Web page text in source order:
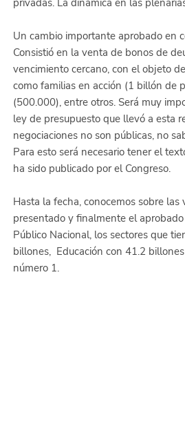
privadas. La dinámica en las
Un cambio importante aprobado en
Consistió en la venta de bonos de
vencimiento cercano, con el objeto
como familias en acción (1 billón de
(500.000), entre otros. Será muy
ley de presupuesto que llevó a esta
negociaciones no son públicas, no
Para esto será necesario tener el
ha sido publicado por el Congreso.
Hasta la fecha, conocemos sobre
presentado y finalmente el
Público Nacional, los sectores que
billones,  Educación con 41.2
número 1.